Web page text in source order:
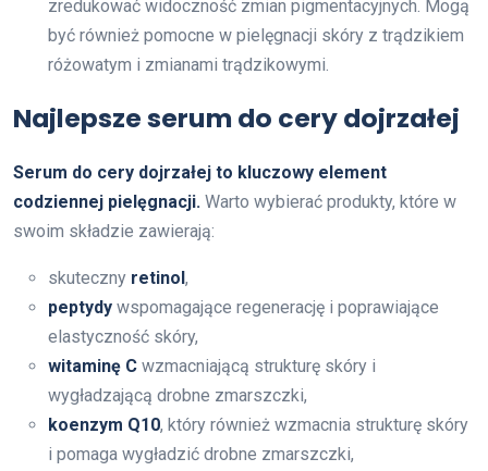
zredukować widoczność zmian pigmentacyjnych. Mogą
być również pomocne w pielęgnacji skóry z trądzikiem
różowatym i zmianami trądzikowymi.
Najlepsze serum do cery dojrzałej
Serum do cery dojrzałej to kluczowy element
codziennej pielęgnacji. Warto wybierać produkty, które w
swoim składzie zawierają:
skuteczny retinol,
peptydy wspomagające regenerację i poprawiające
elastyczność skóry,
witaminę C wzmacniającą strukturę skóry i
wygładzającą drobne zmarszczki,
koenzym Q10, który również wzmacnia strukturę skóry
i pomaga wygładzić drobne zmarszczki,